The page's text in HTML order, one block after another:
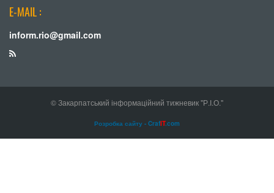
E-MAIL :
inform.rio@gmail.com
© Закарпатський інформаційний тижневик "Р.І.О."
Розробка сайту - CrafIT.com